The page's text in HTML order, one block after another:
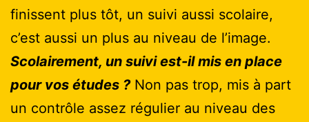
finissent plus tôt, un suivi aussi scolaire,
c’est aussi un plus au niveau de l’image.
Scolairement, un suivi est-il mis en place
pour vos études ?Non pas trop, mis à part
un contrôle assez régulier au niveau des